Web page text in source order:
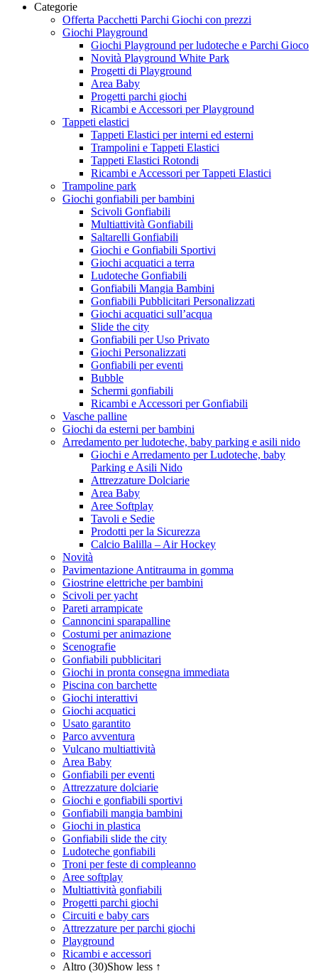
Categorie
Offerta Pacchetti Parchi Giochi con prezzi
Giochi Playground
Giochi Playground per ludoteche e Parchi Gioco
Novità Playground White Park
Progetti di Playground
Area Baby
Progetti parchi giochi
Ricambi e Accessori per Playground
Tappeti elastici
Tappeti Elastici per interni ed esterni
Trampolini e Tappeti Elastici
Tappeti Elastici Rotondi
Ricambi e Accessori per Tappeti Elastici
Trampoline park
Giochi gonfiabili per bambini
Scivoli Gonfiabili
Multiattività Gonfiabili
Saltarelli Gonfiabili
Giochi e Gonfiabili Sportivi
Giochi acquatici a terra
Ludoteche Gonfiabili
Gonfiabili Mangia Bambini
Gonfiabili Pubblicitari Personalizzati
Giochi acquatici sull’acqua
Slide the city
Gonfiabili per Uso Privato
Giochi Personalizzati
Gonfiabili per eventi
Bubble
Schermi gonfiabili
Ricambi e Accessori per Gonfiabili
Vasche palline
Giochi da esterni per bambini
Arredamento per ludoteche, baby parking e asili nido
Giochi e Arredamento per Ludoteche, baby
Parking e Asili Nido
Attrezzature Dolciarie
Area Baby
Aree Softplay
Tavoli e Sedie
Prodotti per la Sicurezza
Calcio Balilla – Air Hockey
Novità
Pavimentazione Antitrauma in gomma
Giostrine elettriche per bambini
Scivoli per yacht
Pareti arrampicate
Cannoncini sparapalline
Costumi per animazione
Scenografie
Gonfiabili pubblicitari
Giochi in pronta consegna immediata
Piscina con barchette
Giochi interattivi
Giochi acquatici
Usato garantito
Parco avventura
Vulcano multiattività
Area Baby
Gonfiabili per eventi
Attrezzature dolciarie
Giochi e gonfiabili sportivi
Gonfiabili mangia bambini
Giochi in plastica
Gonfiabili slide the city
Ludoteche gonfiabili
Troni per feste di compleanno
Aree softplay
Multiattività gonfiabili
Progetti parchi giochi
Circuiti e baby cars
Attrezzature per parchi giochi
Playground
Ricambi e accessori
Altro (30)Show less ↑